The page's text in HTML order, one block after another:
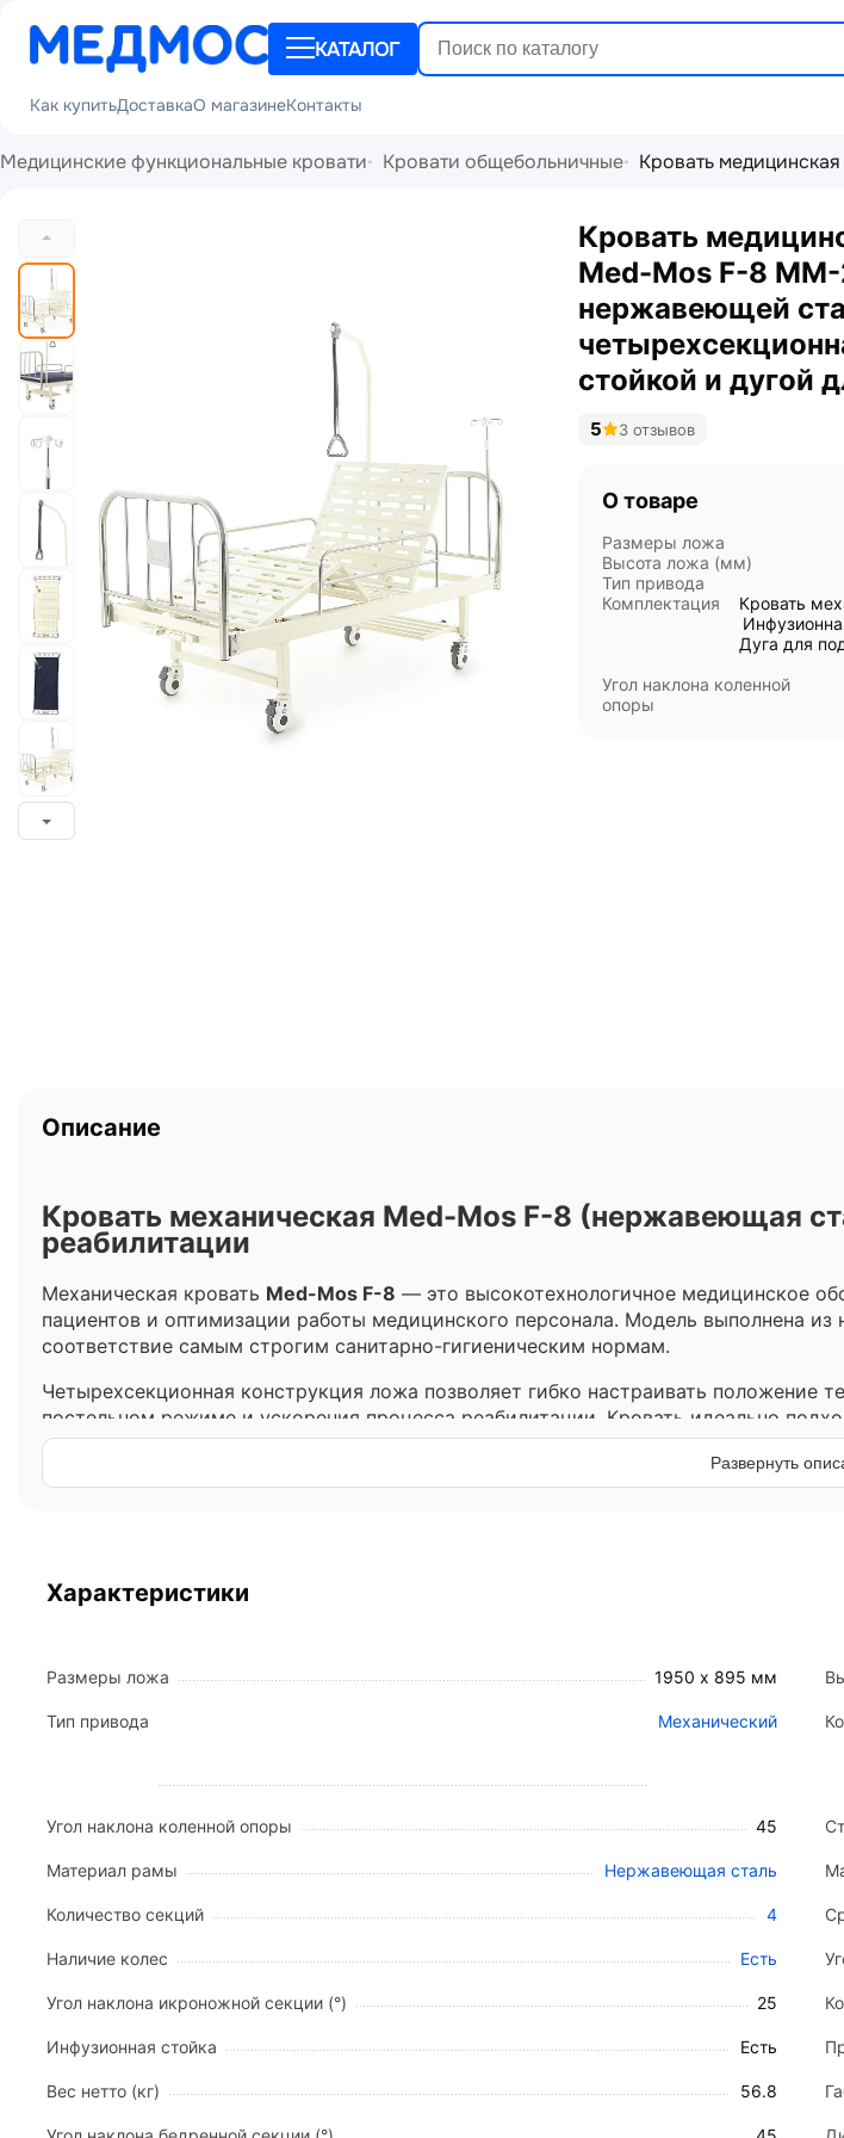
КАТАЛОГ
Как купитьДоставкаО магазинеКонтакты
Медицинские функциональные кровати Кровати общебольничные Кровать
Кровать
Med-Mos F-8
нержавеющей
стойкой и дугой
5 3 отзывов
О товаре
Размеры ложа
Высота ложа (мм)
Тип привода
Комплектация
Кровать
Дуга для
Угол наклона коленной
опоры
Описание
Кровать механическая Med-Mos F-8 (нержавеющая
реабилитации
Механическая кровать Med-Mos F-8 — это высокотехнологичное медицинское
пациентов и оптимизации работы медицинского персонала. Модель выполнена
соответствие самым строгим санитарно-гигиеническим нормам.
Четырехсекционная конструкция ложа позволяет гибко настраивать положение
постельном режиме и ускорения процесса реабилитации. Кровать идеально
а также для профессионального ухода в домашних условиях.
ВНИМАНИЕ:Матрас не входит в стандартный комплект поставки и
Материалы премиум-класса:
агрессивных дезинфицирующих составов.
Гигиеничность:
Быстросъемные торцевые панели (изголовье и изножье)
санитарной обработке.
Технические характеристики
Габаритные параметры:
Габариты кровати: 2060 х 940 х 1065 мм.
Размер ложа: 1950 х 895 мм.
Собственный вес изделия: 56,8 кг.
Максимально допустимая нагрузка: 250 кг.
Функциональные возможности и регулировки:
Количество секций: 4.
Угол наклона головной секции: 0–80°.
Развернуть
Характеристики
Размеры ложа 1950 х 895 мм
Тип привода Механический
Угол наклона коленной опоры 45
Материал рамы Нержавеющая сталь
Количество секций 4
Наличие колес Есть
Угол наклона икроножной секции (°) 25
Инфузионная стойка Есть
Вес нетто (кг) 56.8